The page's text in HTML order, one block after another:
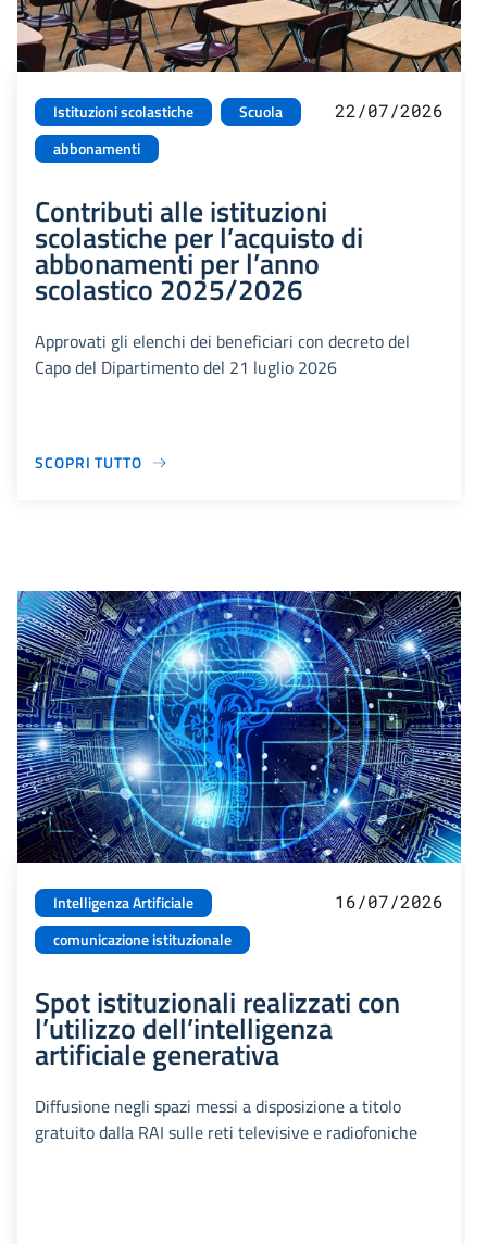
Istituzioni scolastiche
Scuola
abbonamenti
22/07/2026
Contributi alle istituzioni
scolastiche per l’acquisto di
abbonamenti per l’anno
scolastico 2025/2026
Approvati gli elenchi dei beneficiari con decreto del
Capo del Dipartimento del 21 luglio 2026
SCOPRI TUTTO
Intelligenza Artificiale
comunicazione istituzionale
16/07/2026
Spot istituzionali realizzati con
l’utilizzo dell’intelligenza
artificiale generativa
Diffusione negli spazi messi a disposizione a titolo
gratuito dalla RAI sulle reti televisive e radiofoniche